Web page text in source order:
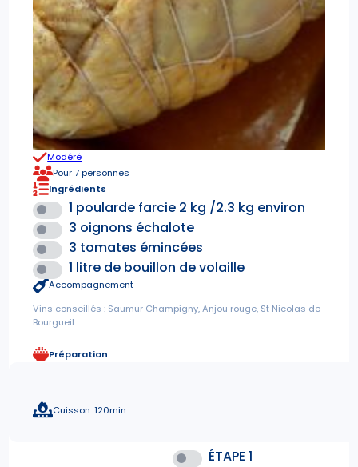
Modéré
Pour 7 personnes
Ingrédients
1 poularde farcie 2 kg /2.3 kg environ
3 oignons échalote
3 tomates émincées
1 litre de bouillon de volaille
Accompagnement
Vins conseillés : Saumur Champigny, Anjou rouge, St Nicolas de
Bourgueil
Préparation
Cuisson: 120min
ÉTAPE 1